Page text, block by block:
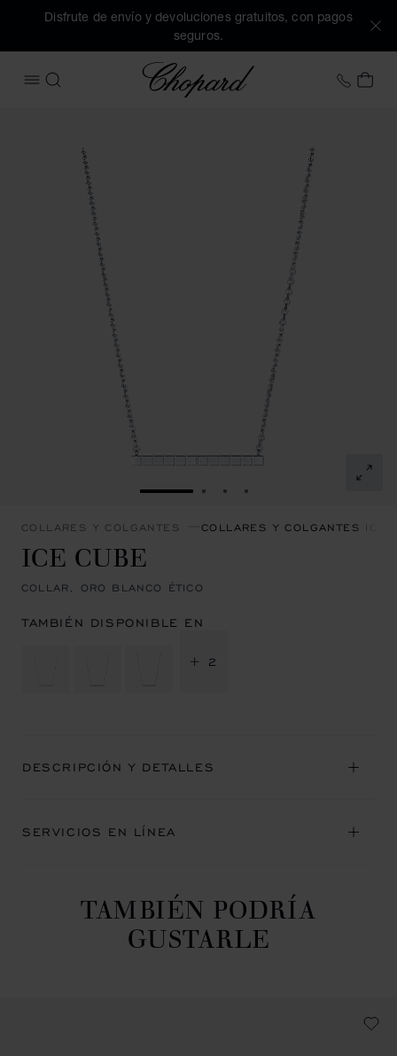
Disfrute de envío y devoluciones gratuitos, con pagos
seguros.
ABRIR MENÚ
BUSCAR
Chopard +34
MI
IR A LA DIAPOSITIVA 1
IR A LA DIAPOSITIVA 2
IR A LA DIAPOSITIVA 3
IR A LA
COLLARES Y COLGANTES COLLARES Y COLGANTES ICE
ICE CUBE
COLLAR, ORO BLANCO ÉTICO
TAMBIÉN DISPONIBLE EN
+ 2
DESCRIPCIÓN Y DETALLES
SERVICIOS EN LÍNEA
TAMBIÉN PODRÍA
GUSTARLE